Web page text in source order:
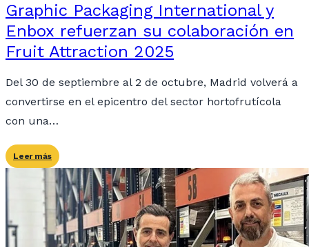
Graphic Packaging International y
Enbox refuerzan su colaboración en
Fruit Attraction 2025
Del 30 de septiembre al 2 de octubre, Madrid volverá a
convertirse en el epicentro del sector hortofrutícola
con una…
Leer más